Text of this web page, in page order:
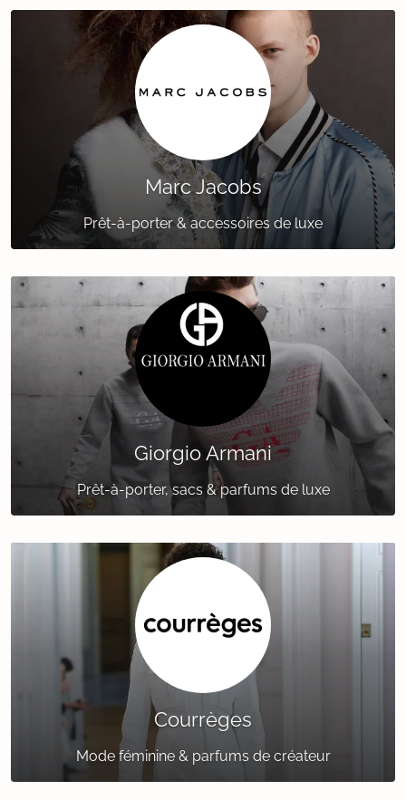
Marc Jacobs
Prêt-à-porter & accessoires de luxe
Giorgio Armani
Prêt-à-porter, sacs & parfums de luxe
Courrèges
Mode féminine & parfums de créateur